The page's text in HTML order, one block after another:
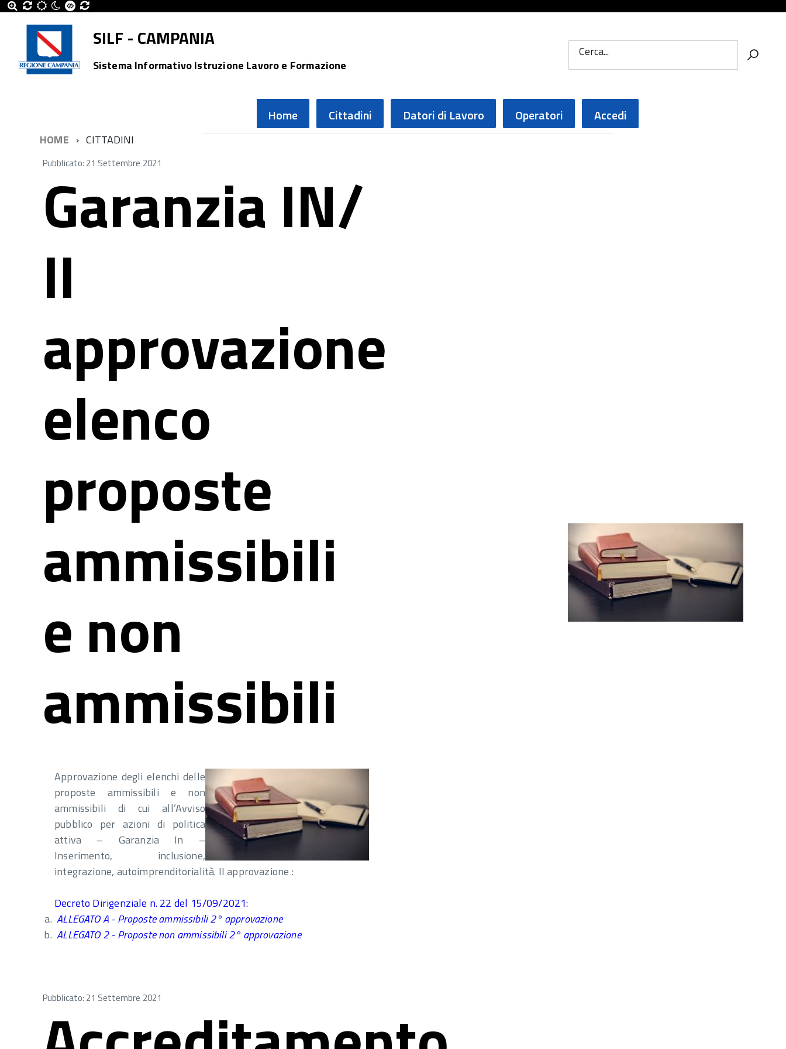
SILF - CAMPANIA
Sistema Informativo Istruzione Lavoro e Formazione
Cerca...
Home Cittadini Datori di Lavoro Operatori Accedi
HOME CITTADINI
Pubblicato: 21 Settembre 2021
Garanzia IN/
II
approvazione
elenco
proposte
ammissibili
e non
ammissibili
Approvazione degli elenchi delle
proposte ammissibili e non
ammissibili di cui all’Avviso
pubblico per azioni di politica
attiva – Garanzia In –
Inserimento, inclusione,
integrazione, autoimprenditorialità. II approvazione :
Decreto Dirigenziale n. 22 del 15/09/2021:
ALLEGATO A - Proposte ammissibili 2° approvazione
ALLEGATO 2 - Proposte non ammissibili 2° approvazione
Pubblicato: 21 Settembre 2021